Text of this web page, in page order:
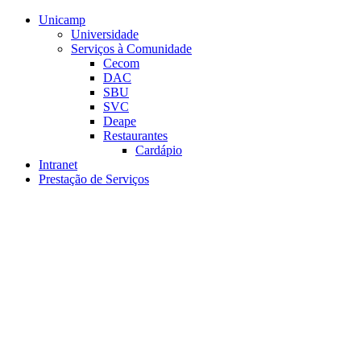
Conteúdo principal
Unicamp
Universidade
Serviços à Comunidade
Cecom
DAC
SBU
SVC
Deape
Restaurantes
Cardápio
Intranet
Prestação de Serviços